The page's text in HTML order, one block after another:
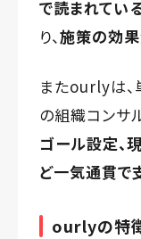
で読まれてい
り、施策の効
またourlyは、
の組織コンサ
ゴール設定、
ど一気通貫で
ourlyの特